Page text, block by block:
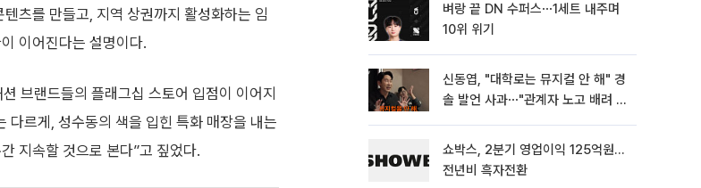
츠를 만들고, 지역 상권까지 활성화하는 임
이어진다는 설명이다.
브랜드들의 플래그십 스토어 입점이 이어지
다르게, 성수동의 색을 입힌 특화 매장을 내는
지속할 것으로 본다”고 짚었다.
벼랑 끝 DN 수퍼스⋯1세트 내주며
10위 위기
신동엽, "대학로는 뮤지컬 안 해" 경
솔 발언 사과⋯"관계자 노고 배려 못
쇼박스, 2분기 영업이익 125억원…
전년비 흑자전환